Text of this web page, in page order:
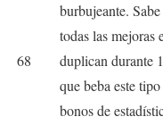
68
burbujeante.
todas las mejoras
duplican durante
que beba este
bonos de